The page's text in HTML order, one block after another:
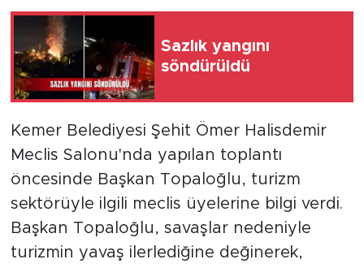
Sazlık yangını
söndürüldü
Kemer Belediyesi Şehit Ömer Halisdemir
Meclis Salonu'nda yapılan toplantı
öncesinde Başkan Topaloğlu, turizm
sektörüyle ilgili meclis üyelerine bilgi verdi.
Başkan Topaloğlu, savaşlar nedeniyle
turizmin yavaş ilerlediğine değinerek,